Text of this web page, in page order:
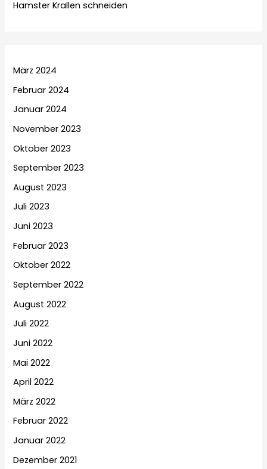
Hamster Krallen schneiden
März 2024
Februar 2024
Januar 2024
November 2023
Oktober 2023
September 2023
August 2023
Juli 2023
Juni 2023
Februar 2023
Oktober 2022
September 2022
August 2022
Juli 2022
Juni 2022
Mai 2022
April 2022
März 2022
Februar 2022
Januar 2022
Dezember 2021